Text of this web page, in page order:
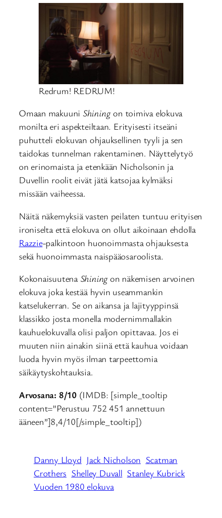
Redrum! REDRUM!
Omaan makuuni Shiningon toimiva elokuva
monilta eri aspekteiltaan. Erityisesti itseäni
puhutteli elokuvan ohjauksellinen tyyli ja sen
taidokas tunnelman rakentaminen. Näyttelytyö
on erinomaista ja etenkään Nicholsonin ja
Duvellin roolit eivät jätä katsojaa kylmäksi
missään vaiheessa.
Näitä näkemyksiä vasten peilaten tuntuu erityisen
ironiselta että elokuva on ollut aikoinaan ehdolla
Razzie-palkintoon huonoimmasta ohjauksesta
sekä huonoimmasta naispääosaroolista.
Kokonaisuutena Shiningon näkemisen arvoinen
elokuva joka kestää hyvin useammankin
katselukerran. Se on aikansa ja lajityyppinsä
klassikko josta monella modernimmallakin
kauhuelokuvalla olisi paljon opittavaa. Jos ei
muuten niin ainakin siinä että kauhua voidaan
luoda hyvin myös ilman tarpeettomia
säikäytyskohtauksia.
Arvosana: 8/10 (IMDB: [simple_tooltip
content=”Perustuu 752 451 annettuun
ääneen”]8,4/10[/simple_tooltip])
Danny Lloyd Jack Nicholson Scatman
Crothers Shelley Duvall Stanley Kubrick
Vuoden 1980 elokuva